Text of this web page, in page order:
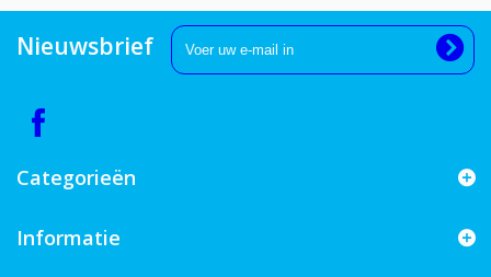
Nieuwsbrief
Categorieën
Informatie